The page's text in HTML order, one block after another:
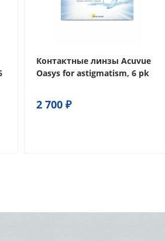
Контактные линзы Acuvue
Oasys for astigmatism, 6 pk
2 700 ₽